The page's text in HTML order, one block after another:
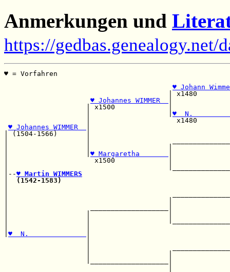
Anmerkungen und
https://gedbas.genealogy.net/
♥ = Vorfahren
♥ Johann
♥ Johannes WIMMER
| x1500             |
♥
|
♥ Johannes WIMMER
| (1504-1566)       |
♥ Margaretha
|                     x1500             |
|--♥ Martin WIMMERS
(1542-1583)
♥  N.